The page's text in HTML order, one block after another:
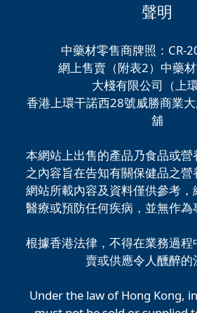
聲明
中藥材零售商牌照：CR-
網上售賣（附表2）中藥材
大棧有限公司（上環
香港上環干諾西28號威勝商業
舖
本網站上出售的產品乃食品或
之內容旨在告知有關保健品之
網站所載內容及資料僅供參考，
醫療或預防任何疾病，並無作為
根據香港法律，不得在業務過程
賣或供應令人醺醉的
Under the law of Hong Kong,